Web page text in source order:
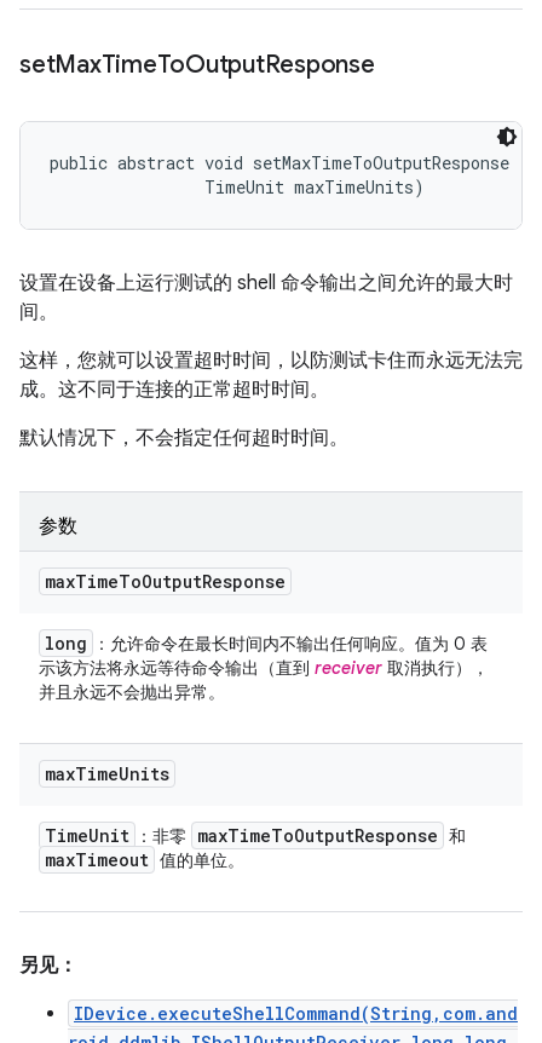
setMaxTimeToOutputResponse
public abstract void setMaxTimeToOutputResponse
                TimeUnit maxTimeUnits)
设置在设备上运行测试的 shell 命令输出之间允许的最大时
间。
这样，您就可以设置超时时间，以防测试卡住而永远无法完
成。这不同于连接的正常超时时间。
默认情况下，不会指定任何超时时间。
参数
maxTimeToOutputResponse
long
：允许命令在最长时间内不输出任何响应。值为 0 表
示该方法将永远等待命令输出（直到 receiver 取消执行），
并且永远不会抛出异常。
maxTimeUnits
TimeUnit ：非零 maxTimeToOutputResponse 和
maxTimeout 值的单位。
另见：
IDevice.executeShellCommand(String,com.and